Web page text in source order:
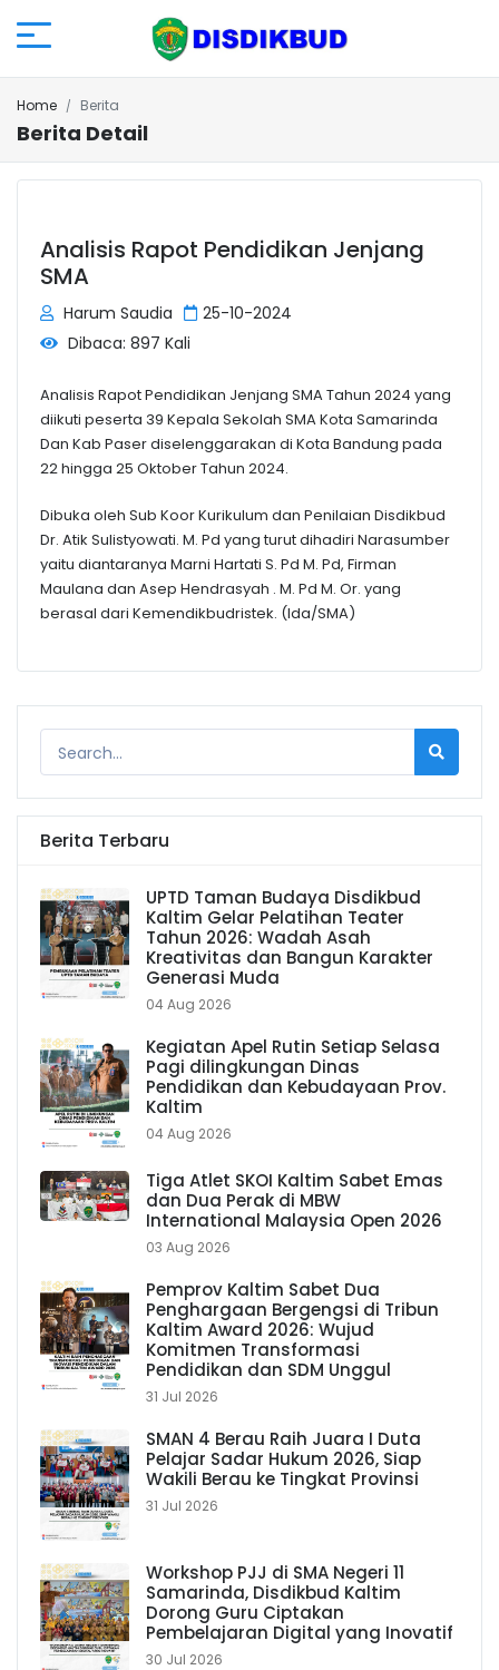
Home Berita
Berita Detail
Analisis Rapot Pendidikan Jenjang
SMA
Harum Saudia
25-10-2024
Dibaca: 897 Kali
Analisis Rapot Pendidikan Jenjang SMA Tahun 2024 yang
diikuti peserta 39 Kepala Sekolah SMA Kota Samarinda
Dan Kab Paser diselenggarakan di Kota Bandung pada
22 hingga 25 Oktober Tahun 2024.
Dibuka oleh Sub Koor Kurikulum dan Penilaian Disdikbud
Dr. Atik Sulistyowati. M. Pd yang turut dihadiri Narasumber
yaitu diantaranya Marni Hartati S. Pd M. Pd, Firman
Maulana dan Asep Hendrasyah . M. Pd M. Or. yang
berasal dari Kemendikbudristek. (Ida/SMA)
Berita Terbaru
UPTD Taman Budaya Disdikbud
Kaltim Gelar Pelatihan Teater
Tahun 2026: Wadah Asah
Kreativitas dan Bangun Karakter
Generasi Muda
04 Aug 2026
Kegiatan Apel Rutin Setiap Selasa
Pagi dilingkungan Dinas
Pendidikan dan Kebudayaan Prov.
Kaltim
04 Aug 2026
Tiga Atlet SKOI Kaltim Sabet Emas
dan Dua Perak di MBW
International Malaysia Open 2026
03 Aug 2026
Pemprov Kaltim Sabet Dua
Penghargaan Bergengsi di Tribun
Kaltim Award 2026: Wujud
Komitmen Transformasi
Pendidikan dan SDM Unggul
31 Jul 2026
SMAN 4 Berau Raih Juara I Duta
Pelajar Sadar Hukum 2026, Siap
Wakili Berau ke Tingkat Provinsi
31 Jul 2026
Workshop PJJ di SMA Negeri 11
Samarinda, Disdikbud Kaltim
Dorong Guru Ciptakan
Pembelajaran Digital yang Inovatif
30 Jul 2026